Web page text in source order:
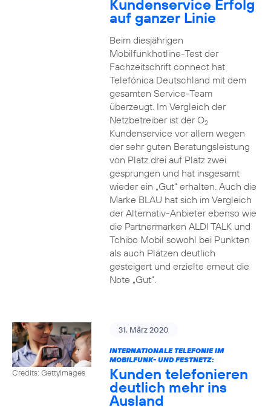
Kundenservice Erfolg
auf ganzer Linie
Beim diesjährigen
Mobilfunkhotline-Test der
Fachzeitschrift connect hat
Telefónica Deutschland mit dem
gesamten Service-Team
überzeugt. Im Vergleich der
Netzbetreiber ist der O2
Kundenservice vor allem wegen
der sehr guten Beratungsleistung
von Platz drei auf Platz zwei
gesprungen und hat insgesamt
wieder ein „Gut“ erhalten. Auch die
Marke BLAU hat sich im Vergleich
der Alternativ-Anbieter ebenso wie
die Partnermarken ALDI TALK und
Tchibo Mobil sowohl bei Punkten
als auch Plätzen deutlich
gesteigert und erzielte erneut die
Note „Gut“.
Credits: Gettyimages
31. März 2020
INTERNATIONALE TELEFONIE IM
MOBILFUNK- UND FESTNETZ:
Kunden telefonieren
deutlich mehr ins
Ausland